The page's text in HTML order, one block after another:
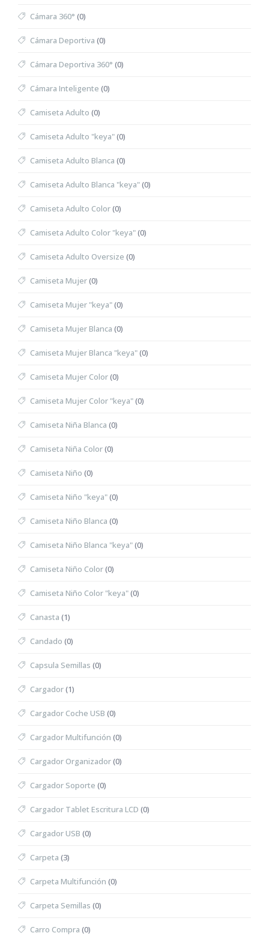
Cámara 360° (0)
Cámara Deportiva (0)
Cámara Deportiva 360° (0)
Cámara Inteligente (0)
Camiseta Adulto (0)
Camiseta Adulto "keya"(0)
Camiseta Adulto Blanca (0)
Camiseta Adulto Blanca "keya"(0)
Camiseta Adulto Color(0)
Camiseta Adulto Color "keya"(0)
Camiseta Adulto Oversize (0)
Camiseta Mujer(0)
Camiseta Mujer "keya"(0)
Camiseta Mujer Blanca (0)
Camiseta Mujer Blanca "keya"(0)
Camiseta Mujer Color(0)
Camiseta Mujer Color "keya"(0)
Camiseta Niña Blanca (0)
Camiseta Niña Color(0)
Camiseta Niño (0)
Camiseta Niño "keya"(0)
Camiseta Niño Blanca (0)
Camiseta Niño Blanca "keya"(0)
Camiseta Niño Color(0)
Camiseta Niño Color "keya"(0)
Canasta (1)
Candado (0)
Capsula Semillas (0)
Cargador(1)
Cargador Coche USB (0)
Cargador Multifunción (0)
Cargador Organizador(0)
Cargador Soporte (0)
Cargador Tablet Escritura LCD (0)
Cargador USB (0)
Carpeta (3)
Carpeta Multifunción (0)
Carpeta Semillas (0)
Carro Compra (0)